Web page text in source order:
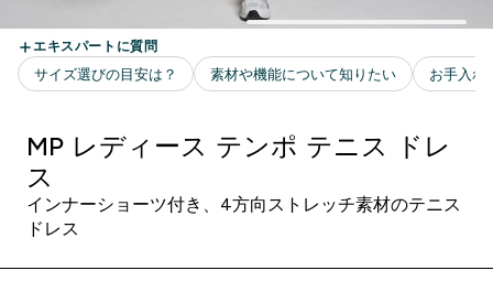
MP レディース テンポ テニス ドレ
ス
インナーショーツ付き、4方向ストレッチ素材のテニス
ドレス